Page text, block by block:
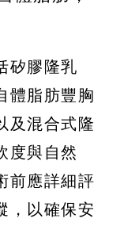
矽膠隆乳
體脂肪豐胸
及混合式隆
度與自然
前應詳細評
，以確保安